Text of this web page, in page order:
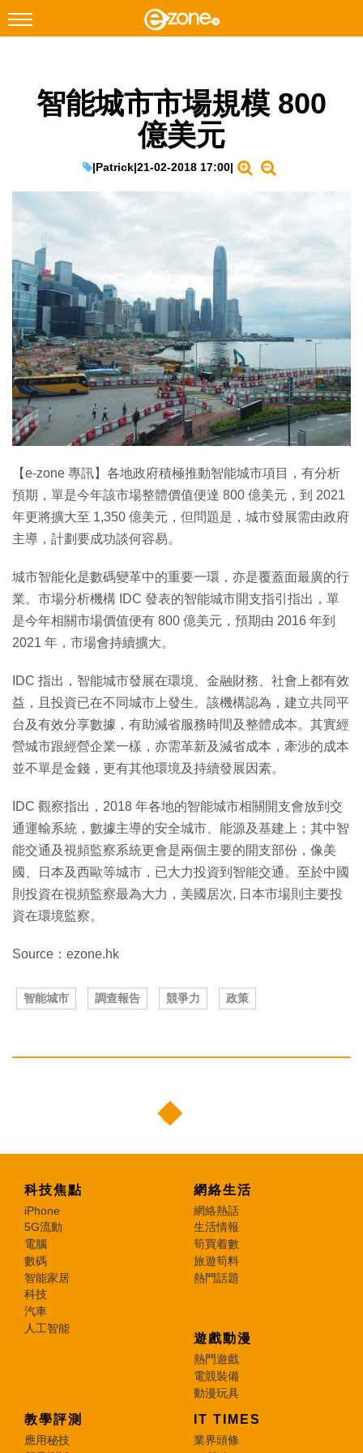
Facebook Instagram
遊戲動漫
教學評測
EduTech
IT Times
生成式AI與雲端應用
Enterprise Digital Transformation
特集
智能城市市場規模 800
億美元
|Patrick|21-02-2018 17:00|
【e-zone 專訊】各地政府積極推動智能城市項目，有分析
預期，單是今年該市場整體價值便達 800 億美元，到 2021
年更將擴大至 1,350 億美元，但問題是，城市發展需由政府
主導，計劃要成功談何容易。
城市智能化是數碼變革中的重要一環，亦是覆蓋面最廣的行
業。市場分析機構 IDC 發表的智能城市開支指引指出，單
是今年相關市場價值便有 800 億美元，預期由 2016 年到
2021 年，市場會持續擴大。
IDC 指出，智能城市發展在環境、金融財務、社會上都有效
益，且投資已在不同城市上發生。該機構認為，建立共同平
台及有效分享數據，有助減省服務時間及整體成本。其實經
營城市跟經營企業一樣，亦需革新及減省成本，牽涉的成本
並不單是金錢，更有其他環境及持續發展因素。
IDC 觀察指出，2018 年各地的智能城市相關開支會放到交
通運輸系統，數據主導的安全城市、能源及基建上；其中智
能交通及視頻監察系統更會是兩個主要的開支部份，像美
國、日本及西歐等城市，已大力投資到智能交通。至於中國
則投資在視頻監察最為大力，美國居次, 日本市場則主要投
資在環境監察。
Source：ezone.hk
智能城市 調查報告 競爭力 政策
科技焦點
iPhone
5G流動
電腦
數碼
智能家居
科技
汽車
人工智能
網絡生活
網絡熱話
生活情報
筍買着數
旅遊筍料
熱門話題
遊戲動漫
熱門遊戲
電競裝備
動漫玩具
教學評測
應用秘技
IT TIMES
業界頭條